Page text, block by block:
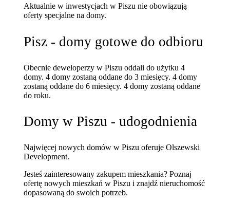
Aktualnie w inwestycjach w Piszu nie obowiązują
oferty specjalne na domy.
Pisz - domy gotowe do odbioru
Obecnie deweloperzy w Piszu oddali do użytku 4
domy.4 domy zostaną oddane do 3 miesięcy.4 domy
zostaną oddane do 6 miesięcy.4 domy zostaną oddane
do roku.
Domy w Piszu - udogodnienia
Najwięcej nowych domów w Piszu oferuje Olszewski
Development.
Jesteś zainteresowany zakupem mieszkania? Poznaj
ofertę nowych mieszkań w Piszu i znajdź nieruchomość
dopasowaną do swoich potrzeb.